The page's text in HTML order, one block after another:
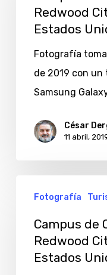
Redwood
City,
California,
Estados
Unidos
Redwood
Estados
Fotografía
de 2019 con
Samsung
César
11 abril,
Oracle,
Redwood
City,
Fotografía
Campus de
Redwood
Estados